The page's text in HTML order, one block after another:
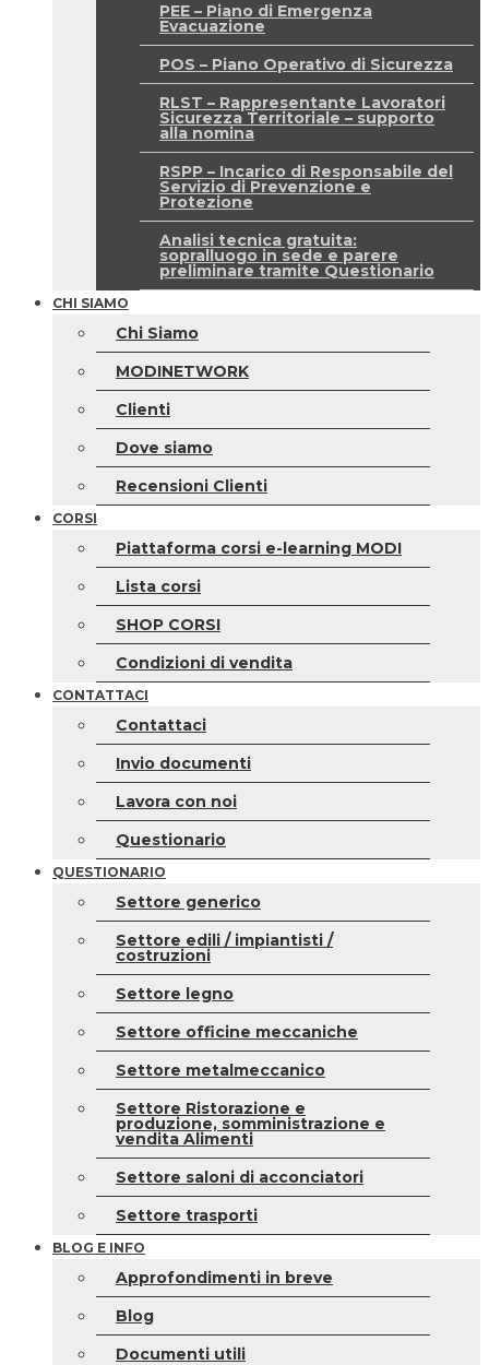
PEE – Piano di Emergenza
Evacuazione
POS – Piano Operativo di Sicurezza
RLST – Rappresentante Lavoratori
Sicurezza Territoriale – supporto
alla nomina
RSPP – Incarico di Responsabile del
Servizio di Prevenzione e
Protezione
Analisi tecnica gratuita:
sopralluogo in sede e parere
preliminare tramite Questionario
CHI SIAMO
Chi Siamo
MODINETWORK
Clienti
Dove siamo
Recensioni Clienti
CORSI
Piattaforma corsi e-learning MODI
Lista corsi
SHOP CORSI
Condizioni di vendita
CONTATTACI
Contattaci
Invio documenti
Lavora con noi
Questionario
QUESTIONARIO
Settore generico
Settore edili / impiantisti /
costruzioni
Settore legno
Settore officine meccaniche
Settore metalmeccanico
Settore Ristorazione e
produzione, somministrazione e
vendita Alimenti
Settore saloni di acconciatori
Settore trasporti
BLOG E INFO
Approfondimenti in breve
Blog
Documenti utili